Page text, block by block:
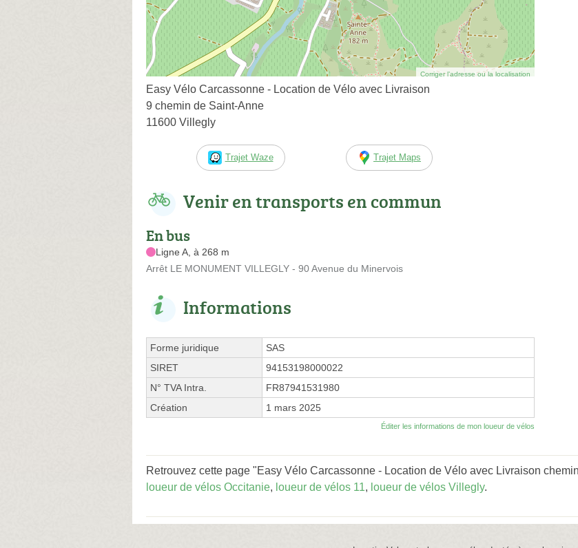
Corriger l’adresse ou la localisation
Easy Vélo Carcassonne - Location de Vélo avec Livraison
9 chemin de Saint-Anne
11600 Villegly
Trajet Waze Trajet Maps
Venir en transports en commun
En bus
Ligne A, à 268 m
Arrêt LE MONUMENT VILLEGLY - 90 Avenue du Minervois
Informations
Forme juridique
SAS
SIRET
94153198000022
N° TVA Intra.
FR87941531980
Création
1 mars 2025
Éditer les informations de mon loueur de vélos
Retrouvez cette page "Easy Vélo Carcassonne - Location de Vélo avec Livraison
loueur de vélos Occitanie, loueur de vélos 11, loueur de vélos Villegly.